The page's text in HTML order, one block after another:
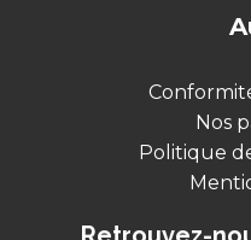
Nos
Politique